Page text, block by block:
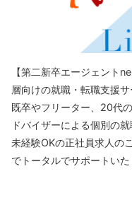
【第二新卒エージェント
層向けの就職・転職支援
既卒やフリーター、20代
ドバイザーによる個別の
未経験OKの正社員求人の
でトータルでサポートいた